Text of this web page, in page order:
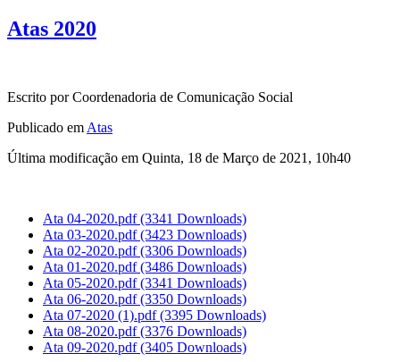
Atas 2020
Escrito por Coordenadoria de Comunicação Social
Publicado em Atas
Última modificação em Quinta, 18 de Março de 2021, 10h40
Ata 04-2020.pdf(3341 Downloads)
Ata 03-2020.pdf(3423 Downloads)
Ata 02-2020.pdf(3306 Downloads)
Ata 01-2020.pdf(3486 Downloads)
Ata 05-2020.pdf(3341 Downloads)
Ata 06-2020.pdf(3350 Downloads)
Ata 07-2020 (1).pdf(3395 Downloads)
Ata 08-2020.pdf(3376 Downloads)
Ata 09-2020.pdf(3405 Downloads)